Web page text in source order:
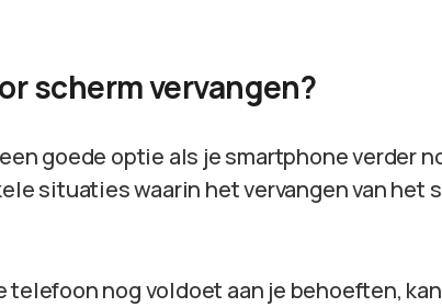
scherm vervangen?
goede optie als je smartphone verder
situaties waarin het vervangen van het
telefoon nog voldoet aan je behoeften,